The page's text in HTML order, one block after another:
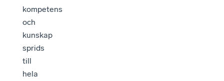
kompetens
och
kunskap
sprids
till
hela